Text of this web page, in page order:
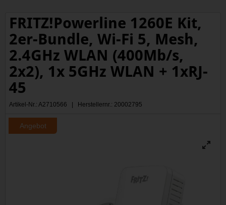
FRITZ!Powerline 1260E Kit,
2er-Bundle, Wi-Fi 5, Mesh,
2.4GHz WLAN (400Mb/s,
2x2), 1x 5GHz WLAN + 1xRJ-
45
Artikel-Nr.: A2710566 | Herstellernr.: 20002795
Angebot